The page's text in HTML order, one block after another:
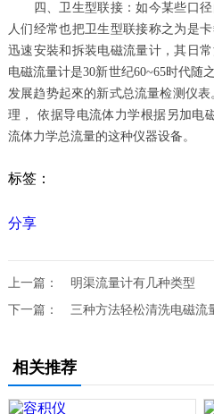
四、卫生型联接：如今某些口径
人们经常也把卫生型联接称之为是
迅速安裝和拆装电磁流量计，其日
电磁流量计是30新世纪60~65时代随
发展趋势起來的新式总流量检测仪
理， 依据导电流体力学根据另加电
流体力学总流量的这种仪器设备。
标签：
分享
上一篇：
明渠流量计有几种类型
下一篇：
三种方法轻松清洗电磁流
相关推荐